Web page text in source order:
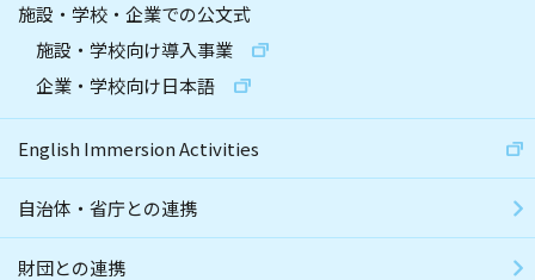
施設・学校・企業での公文式
施設・学校向け導入事業
企業・学校向け日本語
English Immersion Activities
自治体・省庁との連携
財団との連携